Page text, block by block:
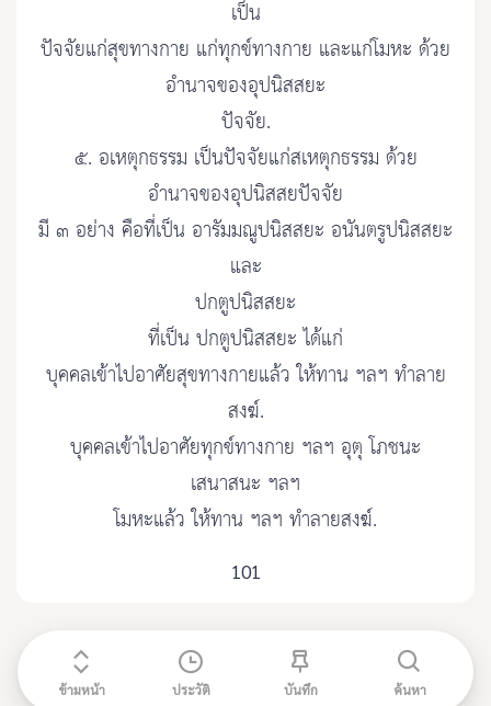
เป็น
ปัจจัยแก่สุขทางกาย แก่ทุกข์ทางกาย และแก่โมหะ ด้วย
อำนาจของอุปนิสสยะ
ปัจจัย.
๕. อเหตุกธรรม เป็นปัจจัยแก่สเหตุกธรรม ด้วย
อำนาจของอุปนิสสยปัจจัย
มี ๓ อย่าง คือที่เป็น อารัมมณูปนิสสยะ อนันตรูปนิสสยะ
และ
ปกตูปนิสสยะ
ที่เป็น ปกตูปนิสสยะ ได้แก่
บุคคลเข้าไปอาศัยสุขทางกายแล้ว ให้ทาน ฯลฯ ทำลาย
สงฆ์.
บุคคลเข้าไปอาศัยทุกข์ทางกาย ฯลฯ อุตุ โภชนะ
เสนาสนะ ฯลฯ
โมหะแล้ว ให้ทาน ฯลฯ ทำลายสงฆ์.
101
ข้ามหน้า ประวัติ บันทึก ค้นหา